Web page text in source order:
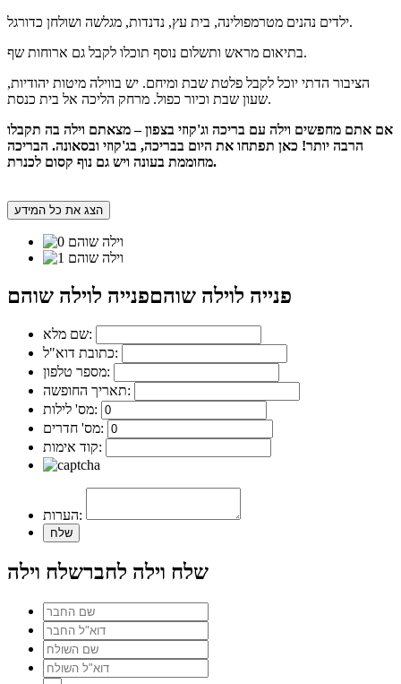
ילדים נהנים מטרמפולינה, בית עץ, נדנדות, מגלשה ושולחן כדורגל.
בתיאום מראש ותשלום נוסף תוכלו לקבל גם ארוחות שף.
הציבור הדתי יוכל לקבל פלטת שבת ומיחם. יש בווילה מיטות יהודיות,
שעון שבת וכיור כפול. מרחק הליכה אל בית כנסת.
אם אתם מחפשים וילה עם בריכה וג'קוזי בצפון – מצאתם וילה בה תקבלו
הרבה יותר! כאן תפתחו את היום בבריכה, בג'קוזי ובסאונה. הבריכה
מחוממת בעונה ויש גם נוף קסום לכנרת.
הצג את כל המידע
פנייה לוילה שוהםפנייה לוילה שוהם
שם מלא:
כתובת דוא"ל:
מספר טלפון:
תאריך החופשה:
מס' לילות:
מס' חדרים:
קוד אימות:
הערות:
שלח וילה לחברשלח וילה